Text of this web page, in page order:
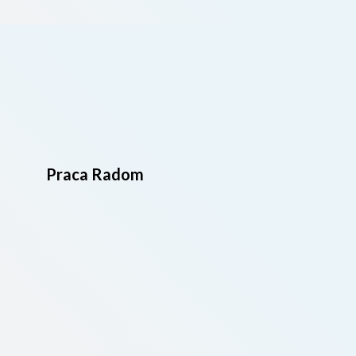
Praca Radom